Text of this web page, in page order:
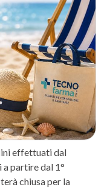
gli interventi in regime
in ambito estetico
effettuati dal
partire dal 1°
chiusa per la